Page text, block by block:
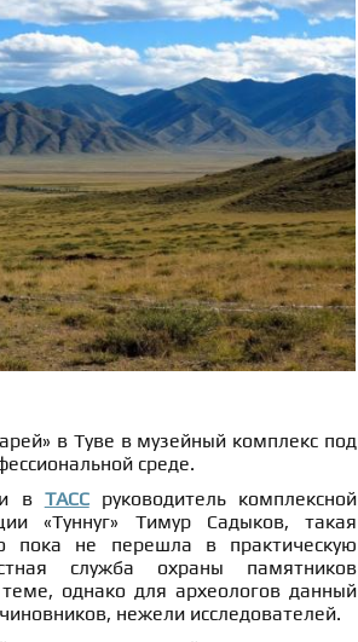
в Туве в музейный комплекс под
среде.
в ТАССруководитель комплексной
«Туннуг» Тимур Садыков, такая
пока не перешла в практическую
служба охраны памятников
однако для археологов данный
нежели исследователей.